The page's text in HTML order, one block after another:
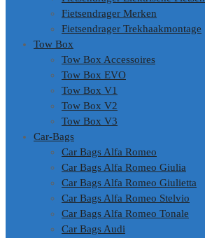
Fietsendrager Merken
Fietsendrager Trekhaakmontage
Tow Box
Tow Box Accessoires
Tow Box EVO
Tow Box V1
Tow Box V2
Tow Box V3
Car-Bags
Car Bags Alfa Romeo
Car Bags Alfa Romeo Giulia
Car Bags Alfa Romeo Giulietta
Car Bags Alfa Romeo Stelvio
Car Bags Alfa Romeo Tonale
Car Bags Audi